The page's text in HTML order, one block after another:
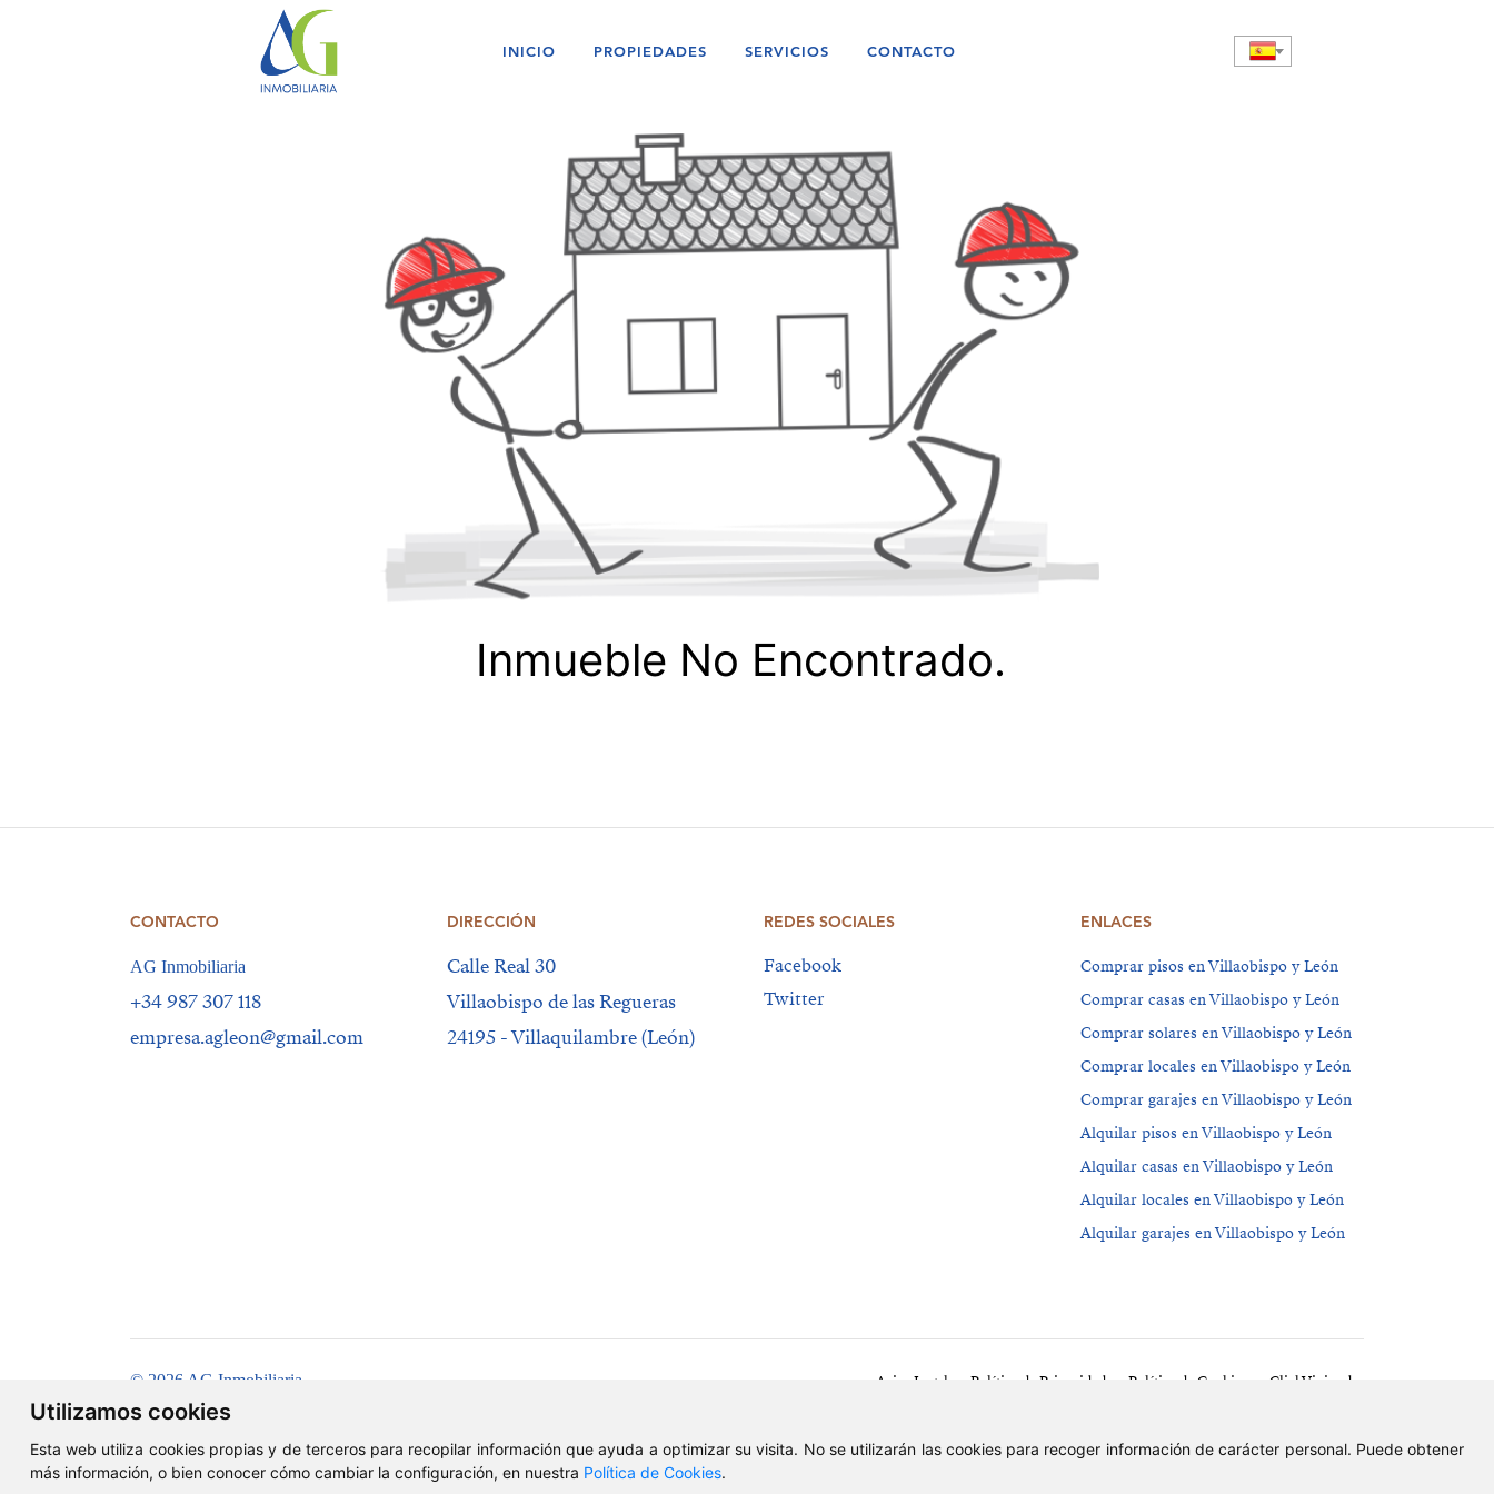
Utilizamos cookies
Esta web utiliza cookies propias y de terceros para recopilar información que ayuda a optimizar su visita. No se utilizarán las cookies para recoger información de carácter personal. Puede obtener
más información, o bien conocer cómo cambiar la configuración, en nuestra Política de Cookies.
INICIO PROPIEDADES SERVICIOS CONTACTO
Inmueble No Encontrado.
CONTACTO
AG Inmobiliaria
+34 987 307 118
empresa.agleon@gmail.com
DIRECCIÓN
Calle Real 30
Villaobispo de las Regueras
24195 - Villaquilambre (León)
REDES SOCIALES
Facebook
Twitter
ENLACES
Comprar pisos en Villaobispo y León
Comprar casas en Villaobispo y León
Comprar solares en Villaobispo y León
Comprar locales en Villaobispo y León
Comprar garajes en Villaobispo y León
Alquilar pisos en Villaobispo y León
Alquilar casas en Villaobispo y León
Alquilar locales en Villaobispo y León
Alquilar garajes en Villaobispo y León
© 2026 AG Inmobiliaria Aviso Legal Política de Privacidad Política de Cookies ClickViviendas